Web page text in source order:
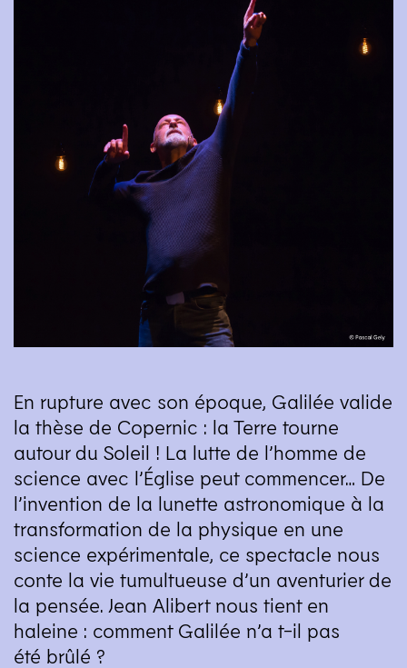
En rupture avec son époque, Galilée valide
la thèse de Copernic : la Terre tourne
autour du Soleil ! La lutte de l’homme de
science avec l’Église peut commencer… De
l’invention de la lunette astronomique à la
transformation de la physique en une
science expérimentale, ce spectacle nous
conte la vie tumultueuse d’un aventurier de
la pensée. Jean Alibert nous tient en
haleine : comment Galilée n’a t-il pas
été brûlé ?